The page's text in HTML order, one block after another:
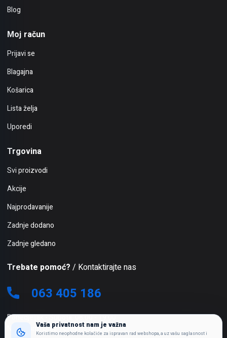
Blog
Moj račun
Prijavi se
Blagajna
Košarica
Lista želja
Uporedi
Trgovina
Svi proizvodi
Akcije
Najprodavanije
Zadnje dodano
Zadnje gledano
Trebate pomoć? / Kontaktirajte nas
063 405 186
Ponedjeljak - Subota: 08:00 - 19:00
Nedjeljom i praznicima ne radimo
Vaša privatnost nam je važna
Koristimo neophodne kolačiće za ispravan rad webshopa, a uz vašu saglasnost i